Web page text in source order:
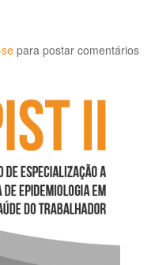
para postar comentários